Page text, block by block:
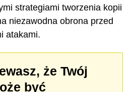
strategiami tworzenia kopii
niezawodna obrona przed
atakami.
że Twój
być